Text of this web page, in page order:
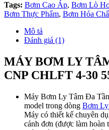
Tags: Bơm Cao Áp, Bơm Lò
Bơm Thực Phẩm, Bơm Hóa
Mô tả
Đánh giá (1)
MÁY BƠM LY
CNP CHLFT 4-30
Máy Bơm Ly Tâm Đa
model trong dòng Bơm
Máy có thiết kế chuyên
cánh đơn (được làm hoàn